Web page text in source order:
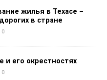
жилья в Техасе –
в стране
0
и его окрестностях
0